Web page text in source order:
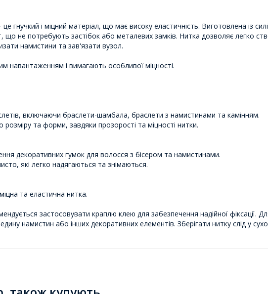
гнучкий і міцний матеріал, що має високу еластичність. Виготовлена ​​із
що не потребують застібок або металевих замків. Нитка дозволяє легко
намистини та зав'язати вузол.
навантаженням і вимагають особливої ​​міцності.
включаючи браслети-шамбала, браслети з намистинами та камінням.
та форми, завдяки прозорості та міцності нитки.
декоративних гумок для волосся з бісером та намистинами.
які легко надягаються та знімаються.
та еластична нитка.
застосовувати краплю клею для забезпечення надійної фіксації.
намистин або інших декоративних елементів. Зберігати нитку слід у